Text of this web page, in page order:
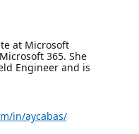
at Microsoft
365. She
Engineer and is
in/aycabas/